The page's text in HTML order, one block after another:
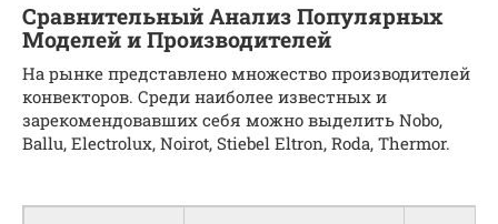
Сравнительный Анализ Популярных
Моделей и Производителей
На рынке представлено множество производителей
конвекторов. Среди наиболее известных и
зарекомендовавших себя можно выделить Nobo,
Ballu, Electrolux, Noirot, Stiebel Eltron, Roda, Thermor.